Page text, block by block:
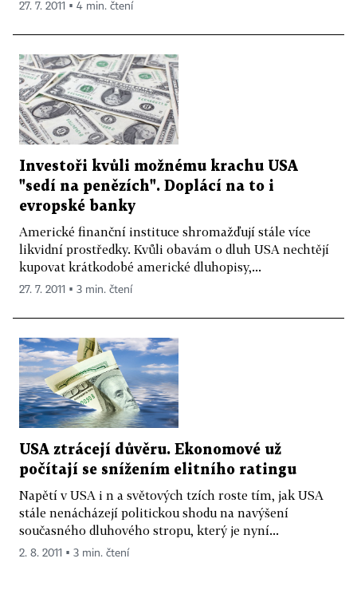
27. 7. 2011 ▪ 4 min. čtení
Investoři kvůli možnému krachu USA
"sedí na penězích". Doplácí na to i
evropské banky
Americké finanční instituce shromažďují stále více
likvidní prostředky. Kvůli obavám o dluh USA nechtějí
kupovat krátkodobé americké dluhopisy,...
27. 7. 2011 ▪ 3 min. čtení
USA ztrácejí důvěru. Ekonomové už
počítají se snížením elitního ratingu
Napětí v USA i n a světových tzích roste tím, jak USA
stále nenácházejí politickou shodu na navýšení
současného dluhového stropu, který je nyní...
2. 8. 2011 ▪ 3 min. čtení